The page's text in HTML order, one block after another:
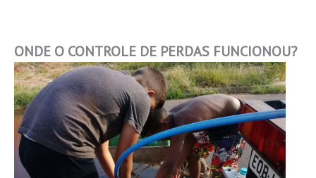
ONDE O CONTROLE DE PERDAS FUNCIONOU?